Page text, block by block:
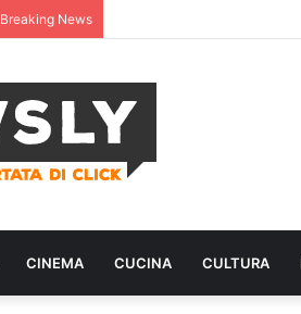
Breaking News
CINEMA CUCINA CULTURA